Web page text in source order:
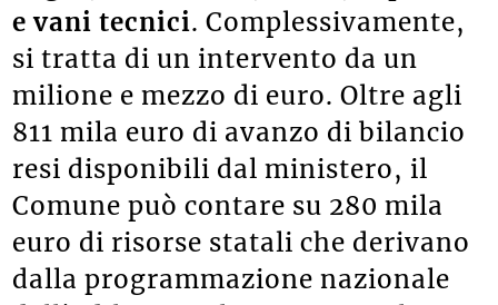
e vani tecnici. Complessivamente,
si tratta di un intervento da un
milione e mezzo di euro. Oltre agli
811 mila euro di avanzo di bilancio
resi disponibili dal ministero, il
Comune può contare su 280 mila
euro di risorse statali che derivano
dalla programmazione nazionale